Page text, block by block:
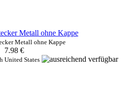
Metall ohne Kappe
7.98 €
United States